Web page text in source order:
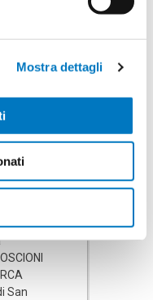
Mostra dettagli
DI
San